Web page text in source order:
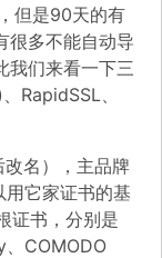
但是90天的有
很多不能自动导
我们来看一下三
RapidSSL、
名），主品牌
它家证书的基
证书，分别是
COMODO